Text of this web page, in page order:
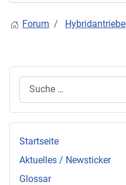
Forum
Hybridantriebe
Startseite
Aktuelles / Newsticker
Glossar